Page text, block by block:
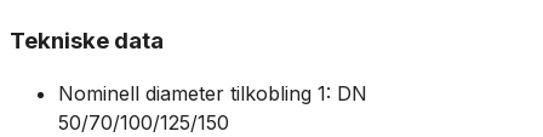
Tekniske data
Nominell diameter tilkobling 1: DN
50/70/100/125/150